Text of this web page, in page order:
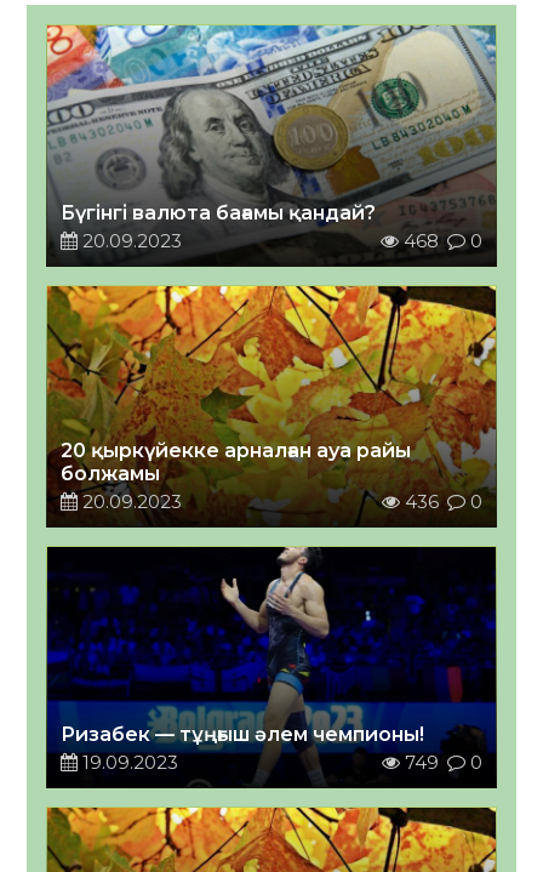
Бүгінгі валюта бағамы қандай?
20.09.2023
468 0
20 қыркүйекке арналған ауа райы
болжамы
20.09.2023
436 0
Ризабек — тұңғыш әлем чемпионы!
19.09.2023
749 0